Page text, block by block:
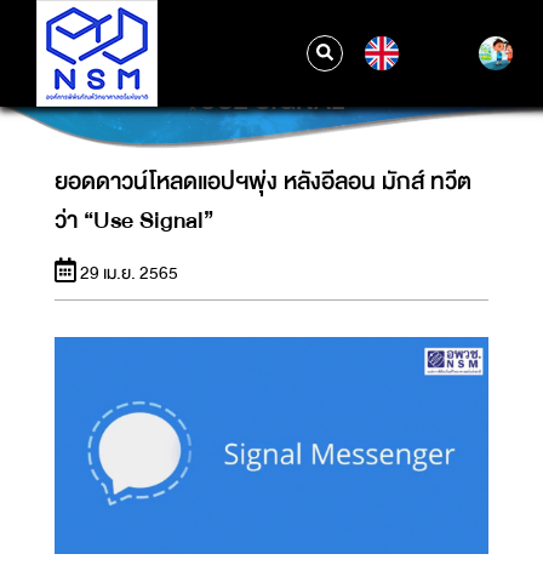
ยอดดาวน์โหลดแอปฯพุ่ง หลังอีลอน มักส์ ทวีตว่า
“USE SIGNAL”
ยอดดาวน์โหลดแอปฯพุ่ง หลังอีลอน มักส์ ทวีต
ว่า “Use Signal”
29 เม.ย. 2565